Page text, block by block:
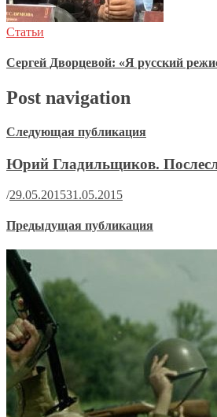
Статьи
Сергей Дворцевой: «Я русский
Post navigation
Следующая публикация
Юрий Гладильщиков.
/29.05.201531.05.2015
Предыдущая публикация